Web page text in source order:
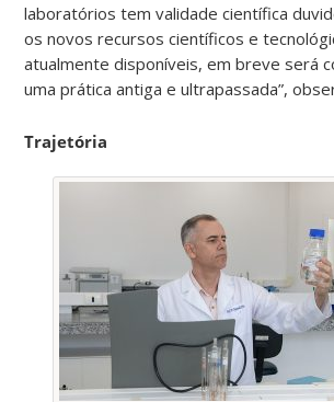
laboratórios tem validade científica
os novos recursos científicos e
atualmente disponíveis, em breve será
uma prática antiga e ultrapassada”,
Trajetória